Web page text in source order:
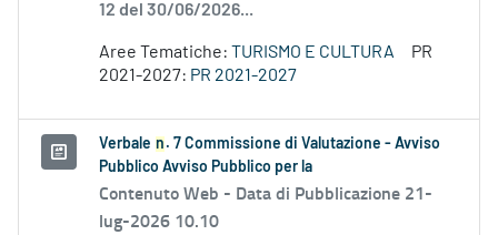
12 del 30/06/2026...
Aree Tematiche: TURISMO E CULTURA
PR
2021-2027: PR 2021-2027
Verbale n . 7 Commissione di Valutazione - Avviso
Pubblico Avviso Pubblico per la
Contenuto Web - Data di Pubblicazione 21-
lug-2026 10.10